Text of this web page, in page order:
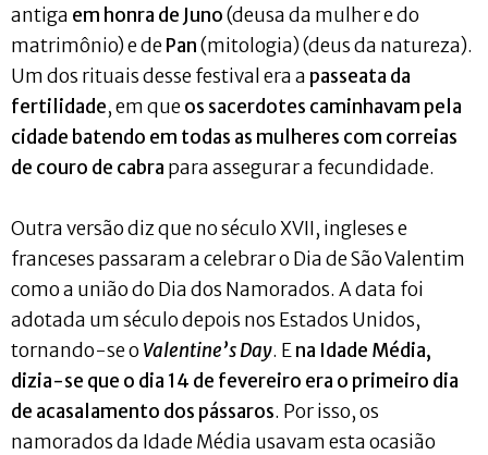
antiga em honra de Juno(deusa da mulher e do
matrimônio) e dePan(mitologia) (deus da natureza).
Um dos rituais desse festival era a passeata da
fertilidade, em queos sacerdotes caminhavam pela
cidade batendo em todas as mulheres com correias
de couro de cabra para assegurar a fecundidade.
Outra versão diz que no século XVII, ingleses e
franceses passaram a celebrar o Dia de São Valentim
como a união do Dia dos Namorados. A data foi
adotada um século depois nos Estados Unidos,
tornando-se o Valentine’s Day. Ena Idade Média,
dizia-se que o dia 14 de fevereiro era o primeiro dia
de acasalamento dos pássaros. Por isso, os
namorados da Idade Média usavam esta ocasião